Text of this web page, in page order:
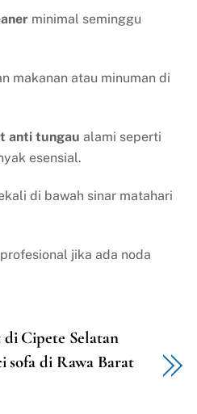
minimal seminggu
makanan atau minuman di
anti tungau alami seperti
esensial.
di bawah sinar matahari
jika ada noda
Cipete Selatan
sofa di Rawa Barat